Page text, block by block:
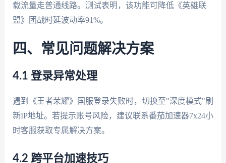
载流量走普通线路。测试表明，该功能可降低《英雄联
盟》团战时延波动率91%。
四、常见问题解决方案
4.1 登录异常处理
遇到《王者荣耀》国服登录失败时，切换至"深度模式"刷
新IP地址。若提示账号风险，建议联系番茄加速器7x24小
时客服获取专属解决方案。
4.2 跨平台加速技巧